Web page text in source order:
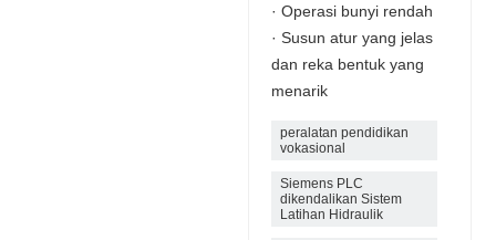
· Operasi bunyi rendah
· Susun atur yang jelas
dan reka bentuk yang
menarik
peralatan pendidikan
vokasional
Siemens PLC
dikendalikan Sistem
Latihan Hidraulik